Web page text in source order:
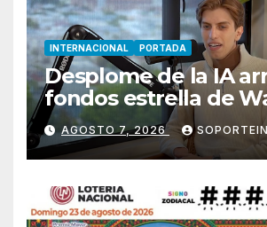
INTERNACIONAL PORTADA
Desplome de la IA
fondos estrella de
Street
AGOSTO 7, 2026